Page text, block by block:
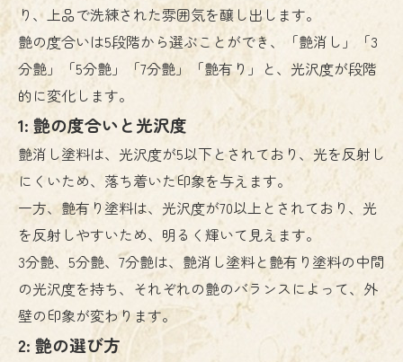
り、上品で洗練された雰囲気を醸し出します。
艶の度合いは5段階から選ぶことができ、「艶消し」「3
分艶」「5分艶」「7分艶」「艶有り」と、光沢度が段階
的に変化します。
1: 艶の度合いと光沢度
艶消し塗料は、光沢度が5以下とされており、光を反射し
にくいため、落ち着いた印象を与えます。
一方、艶有り塗料は、光沢度が70以上とされており、光
を反射しやすいため、明るく輝いて見えます。
3分艶、5分艶、7分艶は、艶消し塗料と艶有り塗料の中間
の光沢度を持ち、それぞれの艶のバランスによって、外
壁の印象が変わります。
2: 艶の選び方